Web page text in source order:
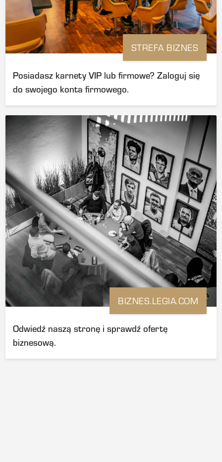
Kontakt: wycieczki@legia.pl | tel. 608 542 541
Istnieje możliwość zakupu pakietu Legia Experience Matchday, zawierającego bilet do strefy Premium Club lub The Box. W tym celu zapraszamy do kontaktu.
Posiadasz karnety VIP lub firmowe? Zaloguj się
do swojego konta firmowego.
STREFA BIZNES
Odwiedź naszą stronę i sprawdź ofertę
biznesową.
BIZNES.LEGIA.COM